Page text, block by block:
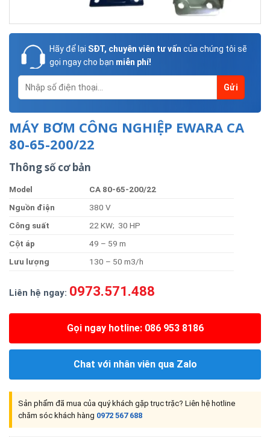
Hãy để lại SĐT, chuyên viên tư vấn của chúng tôi sẽ
gọi ngay cho bạn miễn phí!
MÁY BƠM CÔNG NGHIỆP EWARA CA
80-65-200/22
Thông số cơ bản
Model
CA 80-65-200/22
Nguồn điện
380 V
Công suất
22 KW; 30 HP
Cột áp
49 – 59 m
Lưu lượng 130 – 50 m3/h
Liên hệ ngay: 0973.571.488
Gọi ngay hotline: 086 953 8186
Chat với nhân viên qua Zalo
Sản phẩm đã mua của quý khách gặp trục trặc? Liên hệ hotline
chăm sóc khách hàng 0972 567 688